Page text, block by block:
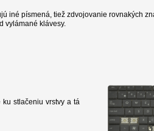
iné písmená, tiež zdvojovanie rovnakých
vylámané klávesy.
stlačeniu vrstvy a tá